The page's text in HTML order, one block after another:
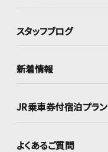
スタッフブログ
新着情報
JR乗車券付宿泊プラン
よくあるご質問